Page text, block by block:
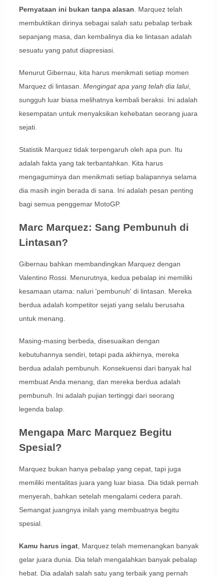
Pernyataan ini bukan tanpa alasan . Marquez telah
membuktikan dirinya sebagai salah satu pebalap terbaik
sepanjang masa, dan kembalinya dia ke lintasan adalah
sesuatu yang patut diapresiasi.
Menurut Gibernau, kita harus menikmati setiap momen
Marquez di lintasan. Mengingat apa yang telah dia lalui,
sungguh luar biasa melihatnya kembali beraksi. Ini adalah
kesempatan untuk menyaksikan kehebatan seorang juara
sejati.
Statistik Marquez tidak terpengaruh oleh apa pun. Itu
adalah fakta yang tak terbantahkan. Kita harus
mengaguminya dan menikmati setiap balapannya selama
dia masih ingin berada di sana. Ini adalah pesan penting
bagi semua penggemar MotoGP.
Marc Marquez: Sang Pembunuh di
Lintasan?
Gibernau bahkan membandingkan Marquez dengan
Valentino Rossi. Menurutnya, kedua pebalap ini memiliki
kesamaan utama: naluri 'pembunuh' di lintasan. Mereka
berdua adalah kompetitor sejati yang selalu berusaha
untuk menang.
Masing-masing berbeda, disesuaikan dengan
kebutuhannya sendiri, tetapi pada akhirnya, mereka
berdua adalah pembunuh. Konsekuensi dari banyak hal
membuat Anda menang, dan mereka berdua adalah
pembunuh. Ini adalah pujian tertinggi dari seorang
legenda balap.
Mengapa Marc Marquez Begitu
Spesial?
Marquez bukan hanya pebalap yang cepat, tapi juga
memiliki mentalitas juara yang luar biasa. Dia tidak pernah
menyerah, bahkan setelah mengalami cedera parah.
Semangat juangnya inilah yang membuatnya begitu
spesial.
Kamu harus ingat, Marquez telah memenangkan banyak
gelar juara dunia. Dia telah mengalahkan banyak pebalap
hebat. Dia adalah salah satu yang terbaik yang pernah